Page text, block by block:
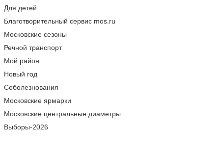
Для детей
Благотворительный сервис mos.ru
Московские сезоны
Речной транспорт
Мой район
Новый год
Соболезнования
Московские ярмарки
Московские центральные диаметры
Выборы-2026